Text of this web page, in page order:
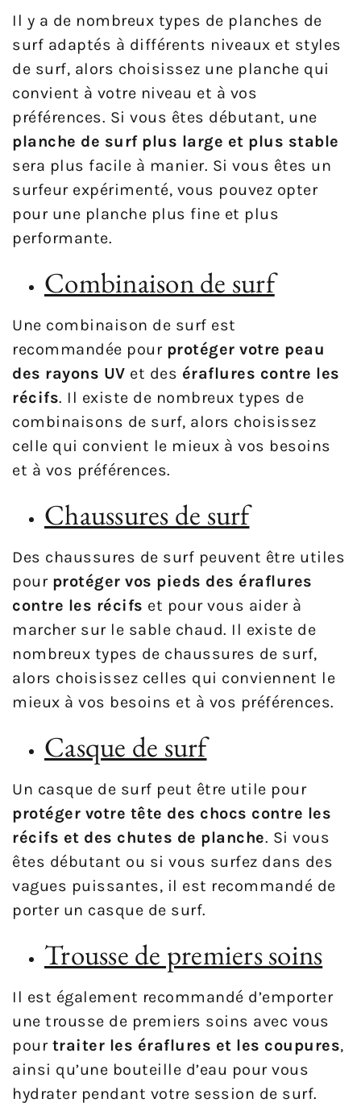
Il y a de nombreux types de planches de
surf adaptés à différents niveaux et styles
de surf, alors choisissez une planche qui
convient à votre niveau et à vos
préférences. Si vous êtes débutant, une
planche de surf plus large et plus stable
sera plus facile à manier. Si vous êtes un
surfeur expérimenté, vous pouvez opter
pour une planche plus fine et plus
performante.
Combinaison de surf
Une combinaison de surf est
recommandée pour protéger votre peau
des rayons UV et des éraflures contre les
récifs. Il existe de nombreux types de
combinaisons de surf, alors choisissez
celle qui convient le mieux à vos besoins
et à vos préférences.
Chaussures de surf
Des chaussures de surf peuvent être utiles
pour protéger vos pieds des éraflures
contre les récifs et pour vous aider à
marcher sur le sable chaud. Il existe de
nombreux types de chaussures de surf,
alors choisissez celles qui conviennent le
mieux à vos besoins et à vos préférences.
Casque de surf
Un casque de surf peut être utile pour
protéger votre tête des chocs contre les
récifs et des chutes de planche. Si vous
êtes débutant ou si vous surfez dans des
vagues puissantes, il est recommandé de
porter un casque de surf.
Trousse de premiers soins
Il est également recommandé d’emporter
une trousse de premiers soins avec vous
pour traiter les éraflures et les coupures,
ainsi qu’une bouteille d’eau pour vous
hydrater pendant votre session de surf.